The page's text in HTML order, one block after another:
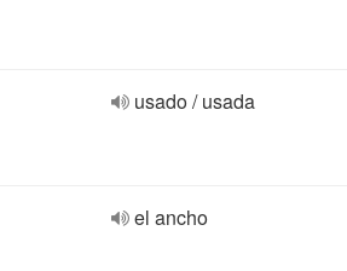
usado / usada
el ancho